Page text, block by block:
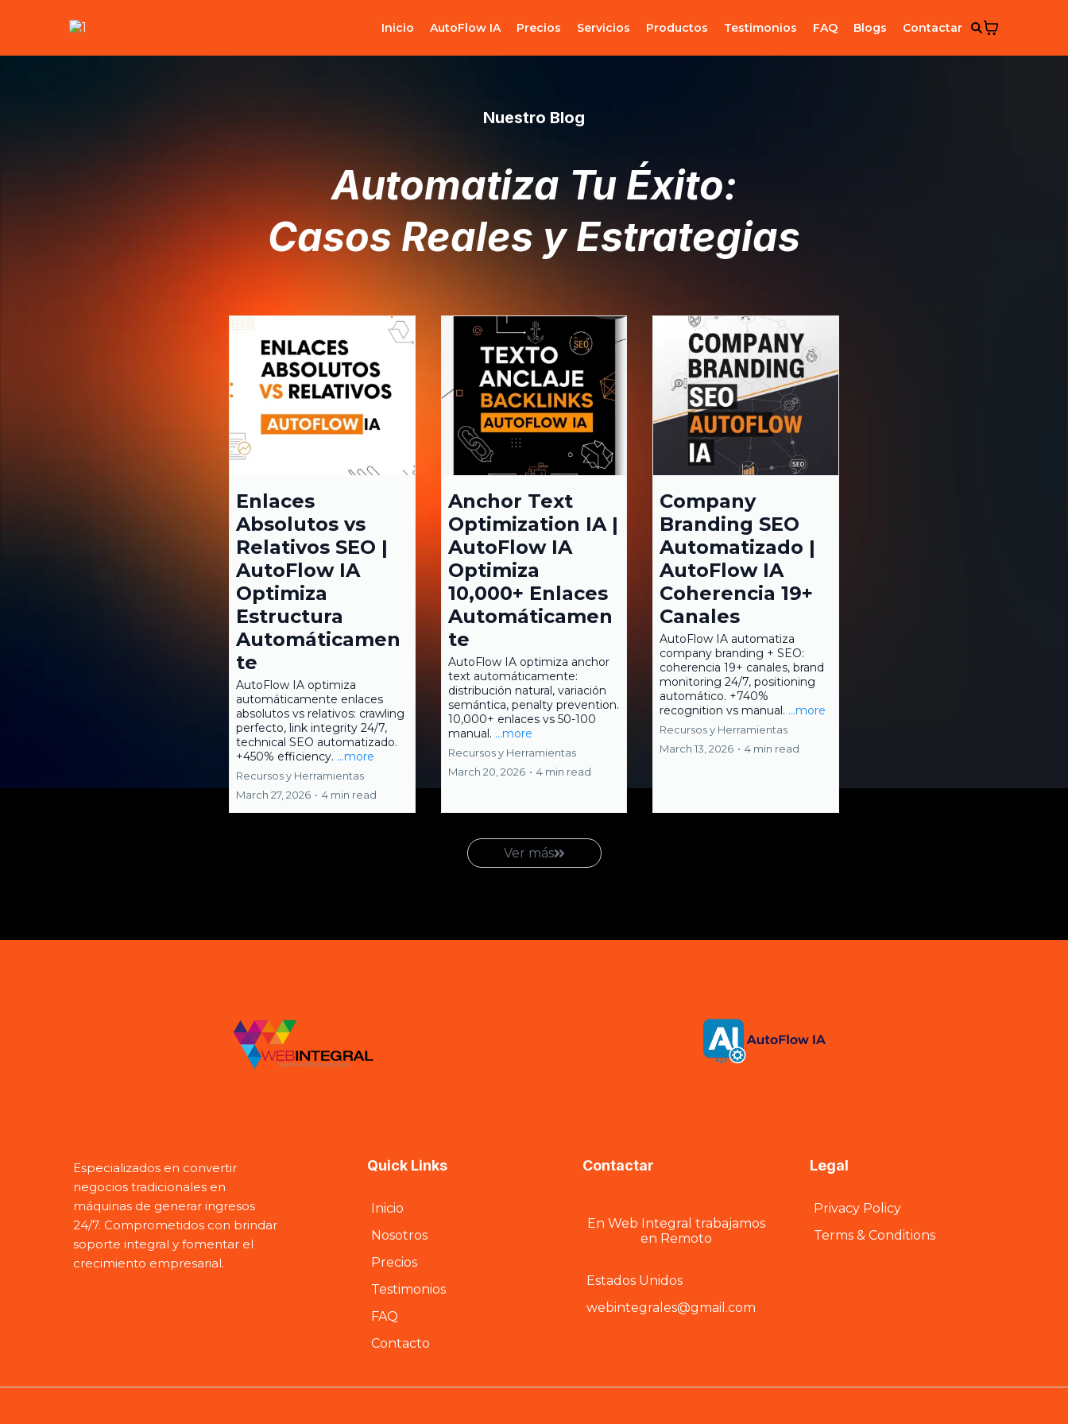
Inicio AutoFlow IA Precios Servicios Productos Testimonios FAQ Blogs Contactar
Nuestro Blog
Automatiza Tu Éxito:
Casos Reales y Estrategias
Enlaces
Absolutos vs
Relativos SEO |
AutoFlow IA
Optimiza
Estructura
Automáticamen
te
AutoFlow IA optimiza
automáticamente enlaces
absolutos vs relativos: crawling
perfecto, link integrity 24/7,
technical SEO automatizado.
+450% efficiency. ...more
Recursos y Herramientas
March 27, 2026 • 4 min read
Anchor Text
Optimization IA |
AutoFlow IA
Optimiza
10,000+ Enlaces
Automáticamen
te
AutoFlow IA optimiza anchor
text automáticamente:
distribución natural, variación
semántica, penalty prevention.
10,000+ enlaces vs 50-100
manual. ...more
Recursos y Herramientas
March 20, 2026 • 4 min read
Company
Branding SEO
Automatizado |
AutoFlow IA
Coherencia 19+
Canales
AutoFlow IA automatiza
company branding + SEO:
coherencia 19+ canales, brand
monitoring 24/7, positioning
automático. +740%
recognition vs manual. ...more
Recursos y Herramientas
March 13, 2026 • 4 min read
Ver más
Especializados en convertir
negocios tradicionales en
máquinas de generar ingresos
24/7. Comprometidos con brindar
soporte integral y fomentar el
crecimiento empresarial.
Quick Links
Inicio
Nosotros
Precios
Testimonios
FAQ
Contacto
Contactar
En Web Integral trabajamos
en Remoto
Estados Unidos
webintegrales@gmail.com
Legal
Privacy Policy
Terms & Conditions